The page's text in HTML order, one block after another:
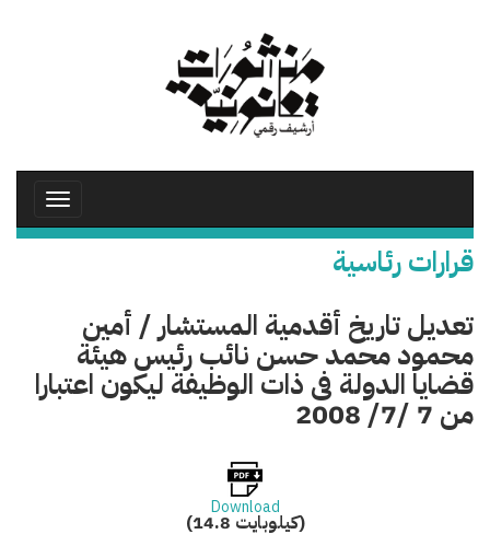
Toggle
قرارات رئاسية
تعديل تاريخ أقدمية المستشار / أمين
محمود محمد حسن نائب رئيس هيئة
قضايا الدولة فى ذات الوظيفة ليكون اعتبارا
من 7 /7/ 2008
Download
(14.8 كيلوبايت)